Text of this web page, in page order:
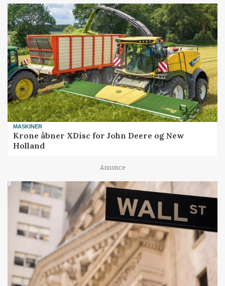
MASKINER
Krone åbner XDisc for John Deere og New
Holland
Annonce